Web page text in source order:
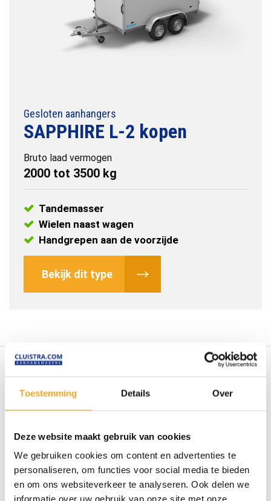
Toestemming Details Over
Deze website maakt gebruik van cookies
We gebruiken cookies om content en advertenties te
personaliseren, om functies voor social media te bieden
en om ons websiteverkeer te analyseren. Ook delen we
informatie over uw gebruik van onze site met onze
Gesloten aanhangers
SAPPHIRE L-2 kopen
Bruto laad vermogen
2000 tot 3500 kg
Tandemasser
Wielen naast wagen
Handgrepen aan de voorzijde
Bekijk dit type
Duurzaam
Wij leveren materiaal dat
lang meegaat.
Materiaal van goede
kwaliteit is belangrijk bij
uw werk.